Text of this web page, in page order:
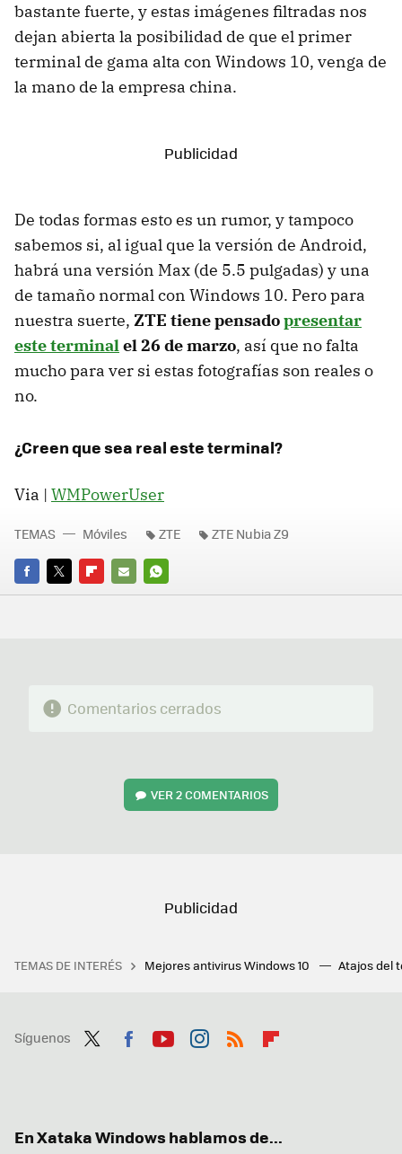
bastante fuerte, y estas imágenes filtradas nos
dejan abierta la posibilidad de que el primer
terminal de gama alta con Windows 10, venga de
la mano de la empresa china.
De todas formas esto es un rumor, y tampoco
sabemos si, al igual que la versión de Android,
habrá una versión Max (de 5.5 pulgadas) y una
de tamaño normal con Windows 10. Pero para
nuestra suerte, ZTE tiene pensadopresentar
este terminalel 26 de marzo, así que no falta
mucho para ver si estas fotografías son reales o
no.
¿Creen que sea real este terminal?
Via | WMPowerUser
FACEBOOK
TWITTERFLIPBOARD
E-
WHATSAPP
TEMAS Móviles ZTE ZTE Nubia Z9
Comentarios cerrados
VER2 COMENTARIOS
TEMAS DE INTERÉS Mejores antivirus Windows 10 Atajos del
Síguenos
En Xataka Windows hablamos de...